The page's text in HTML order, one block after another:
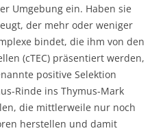
Umgebung ein. Haben sie
der mehr oder weniger
bindet, die ihm von den
(cTEC) präsentiert werden,
positive Selektion
Rinde ins Thymus-Mark
die mittlerweile nur noch
herstellen und damit